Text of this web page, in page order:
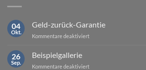
04
Okt.
Geld-zurück-Garantie
Kommentare deaktiviertfür
26
Sep.
Beispielgallerie
Kommentare deaktiviertfür